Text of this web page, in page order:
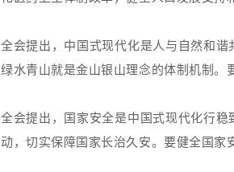
全会提出，中国式现代化是人与自然和
绿水青山就是金山银山理念的体制机制
全会提出，国家安全是中国式现代化行
动，切实保障国家长治久安。要健全国